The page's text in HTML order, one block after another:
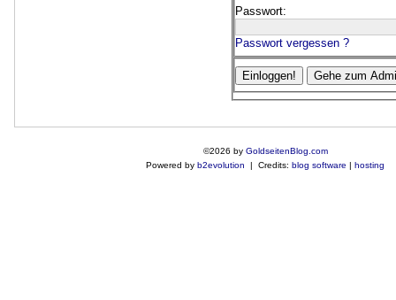
Passwort:
Passwort vergessen ?
©2026 by GoldseitenBlog.com
Powered by b2evolution | Credits: blog software hosting